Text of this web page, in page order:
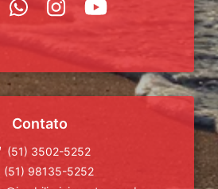
Contato
(51) 3502-5252
(51) 98135-5252